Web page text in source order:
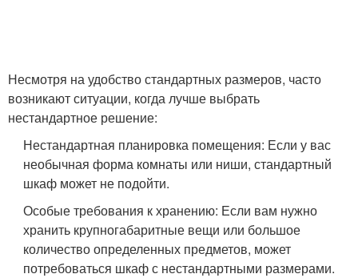
Несмотря на удобство стандартных размеров, часто
возникают ситуации, когда лучше выбрать
нестандартное решение:
Нестандартная планировка помещения: Если у вас
необычная форма комнаты или ниши, стандартный
шкаф может не подойти.
Особые требования к хранению: Если вам нужно
хранить крупногабаритные вещи или большое
количество определенных предметов, может
потребоваться шкаф с нестандартными размерами.